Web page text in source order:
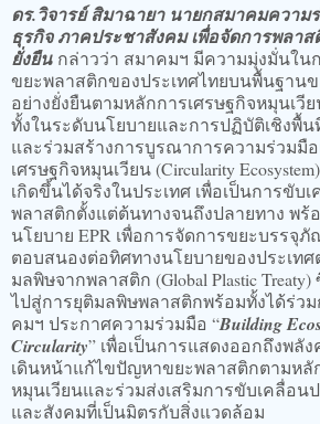
ดร.วิจารย์ สิมาฉายา นายกสมาคมความ
ธุรกิจ ภาคประชาสังคม เพื่อจัดการพลา
ยั่งยืนกล่าวว่า สมาคมฯ มีความมุ่งมั่นใน
ขยะพลาสติกของประเทศไทยบนพื้นฐาน
อย่างยั่งยืนตามหลักการเศรษฐกิจหมุนเวีย
ทั้งในระดับนโยบายและการปฏิบัติเชิงพื้น
และร่วมสร้างการบูรณาการความร่วมมือ
เศรษฐกิจหมุนเวียน (Circularity
เกิดขึ้นได้จริงในประเทศ เพื่อเป็นการขับ
พลาสติกตั้งแต่ต้นทางจนถึงปลายทาง พร้
นโยบาย EPR เพื่อการจัดการขยะบรรจุ
ตอบสนองต่อทิศทางนโยบายของประเท
มลพิษจากพลาสติก (Global Plastic
ไปสู่การยุติมลพิษพลาสติกพร้อมทั้งได้ร่ว
คมฯ ประกาศความร่วมมือ “Building
Circularity” เพื่อเป็นการแสดงออกถึงพลั
เดินหน้าแก้ไขปัญหาขยะพลาสติกตามหลั
หมุนเวียนและร่วมส่งเสริมการขับเคลื่อน
และสังคมที่เป็นมิตรกับสิ่งแวดล้อม